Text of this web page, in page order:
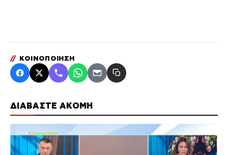
ΔΙΑΒΑΣΤΕ ΑΚΟΜΗ
// ΚΟΙΝΟΠΟΙΗΣΗ